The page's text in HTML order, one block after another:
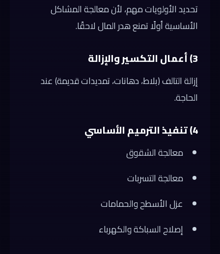
تحديد الأولويات مهم، لأن معالجة المشاكل
الأساسية أولًا تمنع هدر المال لاحقًا.
3) أعمال التكسير والإزالة
إزالة التالف (بلاط، دهانات، تمديدات قديمة) عند
الحاجة.
4) تنفيذ الترميم الأساسي
معالجة الشقوق
معالجة التسربات
عزل الأسطح والحمامات
إصلاح السباكة والكهرباء